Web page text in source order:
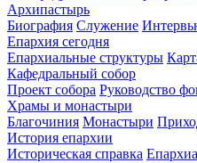
Архипастырь
Биография Служение
Епархия сегодня
Епархиальные структуры
Кафедральный собор
Проект собора Руководство
Храмы и монастыри
Благочиния Монастыри
История епархии
Историческая справка